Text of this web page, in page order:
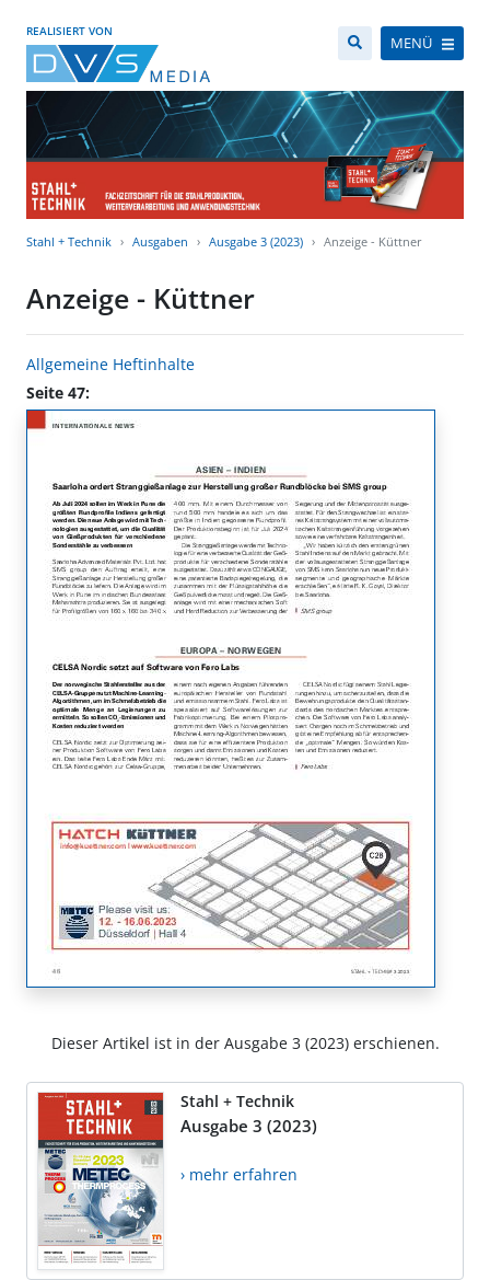
REALISIERT VON
MENÜ
Stahl + Technik Ausgaben Ausgabe 3 (2023) Anzeige - Küttner
Anzeige - Küttner
Allgemeine Heftinhalte
Seite 47:
Dieser Artikel ist in der Ausgabe 3 (2023) erschienen.
Stahl + Technik
Ausgabe 3 (2023)
› mehr erfahren